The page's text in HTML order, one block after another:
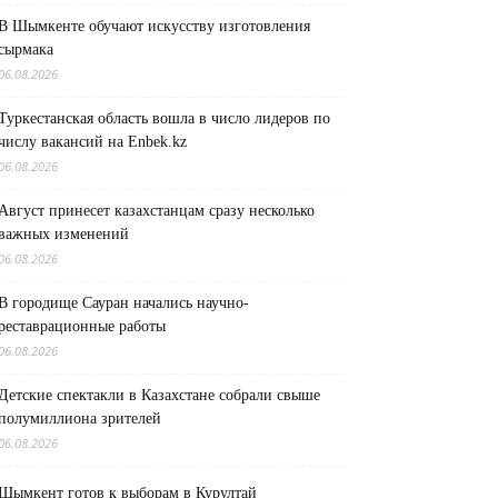
Шымкенте обучают искусству изготовления
область вошла в число лидеров по
вакансий на Enbek.kz
принесет казахстанцам сразу несколько
изменений
городище Сауран начались научно-
работы
спектакли в Казахстане собрали свыше
зрителей
готов к выборам в Курултай